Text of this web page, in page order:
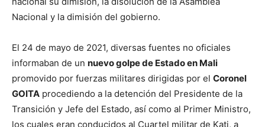
Nacional y la dimisión del gobierno.
El 24 de mayo de 2021, diversas fuentes no oficiales
informaban de un nuevo golpe de Estado en Mali
promovido por fuerzas militares dirigidas por el Coronel
GOITA procediendo a la detención del Presidente de la
Transición y Jefe del Estado, así como al Primer Ministro,
los cuales eran conducidos al Cuartel militar de Kati, a